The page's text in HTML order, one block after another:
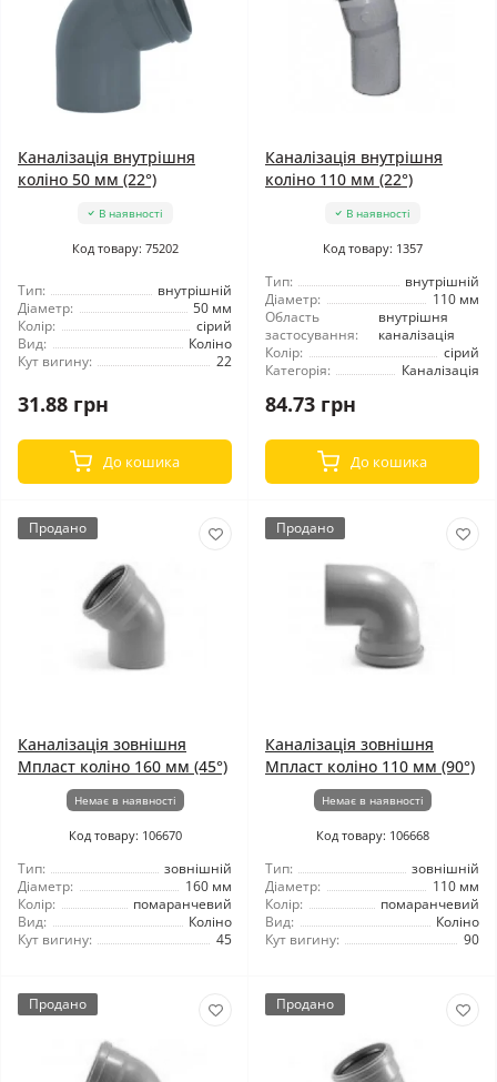
Каналізація внутрішня
коліно 50 мм (22°)
В наявності
Код товару: 75202
Тип:
внутрішній
Діаметр:
50 мм
Колір:
сірий
Вид:
Коліно
Кут вигину:
22
31.88 грн
До кошика
Каналізація внутрішня
коліно 110 мм (22°)
В наявності
Код товару: 1357
Тип:
внутрішній
Діаметр:
110 мм
Область
застосування:
внутрішня
каналізація
Колір:
сірий
Категорія:
Каналізація
84.73 грн
До кошика
Продано
Каналізація зовнішня
Мпласт коліно 160 мм (45°)
Немає в наявності
Код товару: 106670
Тип:
зовнішній
Діаметр:
160 мм
Колір:
помаранчевий
Вид:
Коліно
Кут вигину:
45
Продано
Каналізація зовнішня
Мпласт коліно 110 мм (90°)
Немає в наявності
Код товару: 106668
Тип:
зовнішній
Діаметр:
110 мм
Колір:
помаранчевий
Вид:
Коліно
Кут вигину:
90
Продано Продано